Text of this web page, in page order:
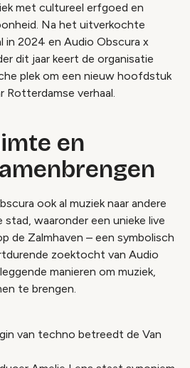
met cultureel erfgoed en
Na het uitverkochte
in 2024 en Audio Obscura x
dit jaar keert de organisatie
plek om een nieuw hoofdstuk
Rotterdamse verhaal.
en
ook al muziek naar andere
waaronder een unieke live
de Zalmhaven – een symbolisch
zoektocht van Audio
manieren om muziek,
te brengen.
van techno betreedt de Van